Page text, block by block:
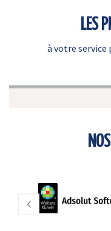
LES
à votre service